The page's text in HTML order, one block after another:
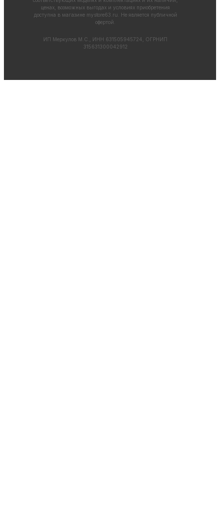
ценах, возможных выгодах и условиях приобретения
доступна в магазине mystore63.ru . Не является публичной
офертой.
ИП Меркулов М.С., ИНН 631505945724, ОГРНИП
315631300042912